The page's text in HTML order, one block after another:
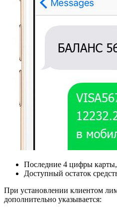
Последние 4 цифры карты,
Доступный остаток
При установлении клиентом
дополнительно указывается: